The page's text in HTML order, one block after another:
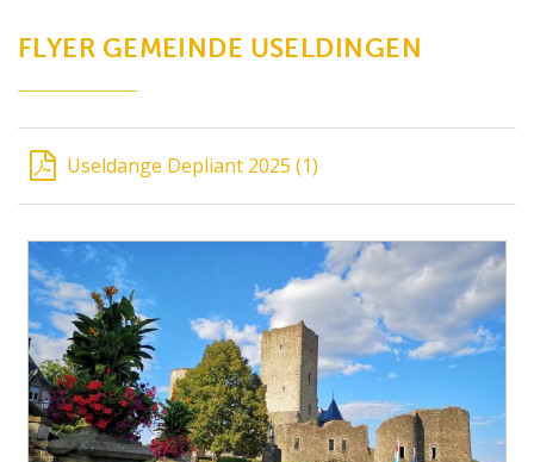
FLYER GEMEINDE USELDINGEN
Useldange Depliant 2025 (1)